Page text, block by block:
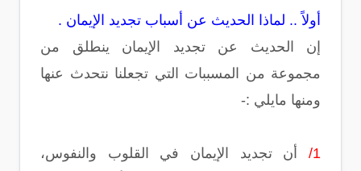
أولاً .. لماذا الحديث عن أسباب تجديد الإيمان .
إن الحديث عن تجديد الإيمان ينطلق من
مجموعة من المسببات التي تجعلنا نتحدث عنها
ومنها مايلي :-
1/
أن تجديد الإيمان في القلوب والنفوس،